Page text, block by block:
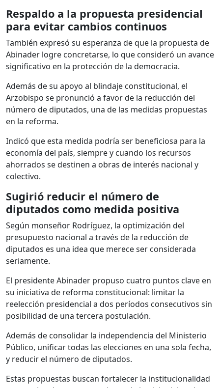
Respaldo a la propuesta presidencial
para evitar cambios continuos
También expresó su esperanza de que la propuesta de
Abinader logre concretarse, lo que consideró un avance
significativo en la protección de la democracia.
Además de su apoyo al blindaje constitucional, el
Arzobispo se pronunció a favor de la reducción del
número de diputados, una de las medidas propuestas
en la reforma.
Indicó que esta medida podría ser beneficiosa para la
economía del país, siempre y cuando los recursos
ahorrados se destinen a obras de interés nacional y
colectivo.
Sugirió reducir el número de
diputados como medida positiva
Según monseñor Rodríguez, la optimización del
presupuesto nacional a través de la reducción de
diputados es una idea que merece ser considerada
seriamente.
El presidente Abinader propuso cuatro puntos clave en
su iniciativa de reforma constitucional: limitar la
reelección presidencial a dos períodos consecutivos sin
posibilidad de una tercera postulación.
Además de consolidar la independencia del Ministerio
Público, unificar todas las elecciones en una sola fecha,
y reducir el número de diputados.
Estas propuestas buscan fortalecer la institucionalidad